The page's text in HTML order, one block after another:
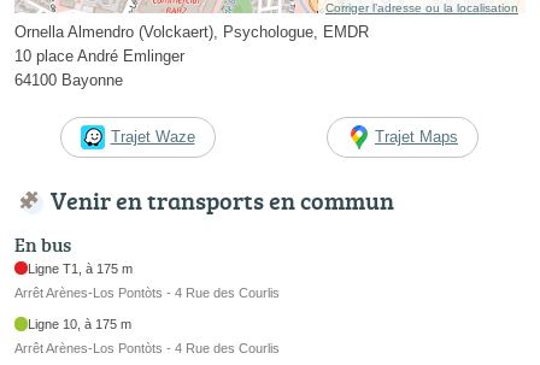
Corriger l’adresse ou la localisation
Ornella Almendro (Volckaert), Psychologue, EMDR
10 place André Emlinger
64100 Bayonne
Trajet Waze Trajet Maps
Venir en transports en commun
En bus
Ligne T1, à 175 m
Arrêt Arènes-Los Pontòts - 4 Rue des Courlis
Ligne 10, à 175 m
Arrêt Arènes-Los Pontòts - 4 Rue des Courlis